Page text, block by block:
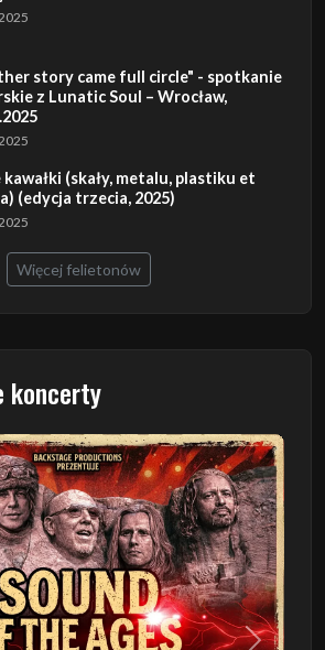
story came full circle" - spotkanie
z Lunatic Soul – Wrocław,
kawałki (skały, metalu, plastiku et
(edycja trzecia, 2025)
Więcej felietonów
koncerty